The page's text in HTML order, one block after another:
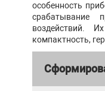
особенность
срабатывание
воздействий.
компактность,